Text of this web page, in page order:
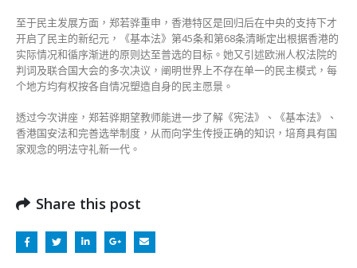
至于民主发展方面，郑若骅重申，香港特区是回归后在中央的支持下才
开启了民主的新纪元，《基本法》第45条和第68条清晰定出根据香港的
实际情况和循序渐进的原则达至普选的目标。她又引述欧洲人权法院的
判词及联合国大会的多次决议，阐明世界上不存在单一的民主模式，每
个地方均有权按各自情况塑造自身的民主愿景。
透过今次讲座，郑若骅期望教师能进一步了解《宪法》、《基本法》、
香港国安法和完善选举制度，从而向学生传授正确的知识，培育具有国
家观念的明法守礼新一代。
Share this post